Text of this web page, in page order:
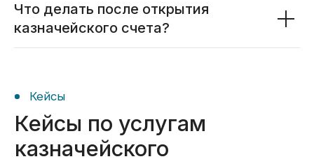
Что делать после открытия
казначейского счета?